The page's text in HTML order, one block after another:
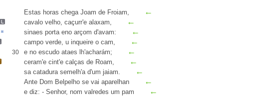
Estas horas chega Joam de Froiam, ←
cavalo velho, caçurr'e alaxam, ←
sinaes portaeno arçom d'avam: ←
campo verde, u inqueire o cam, ←
30 e no escudo ataes lh'acharám; ←
ceram'e cint'e calças de Roam, ←
sa catadura semelh'a d'um jaiam. ←
Ante Dom Belpelho se vai aparelhan ←
e diz: - Senhor, nom valredes um pam ←